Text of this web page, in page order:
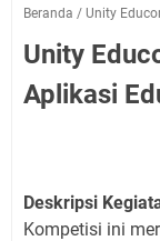
Beranda / Unity
Unity
Aplikasi
Deskripsi
Kompetisi ini